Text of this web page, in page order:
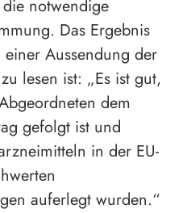
notwendige
Das Ergebnis
Aussendung der
lesen ist: „Es ist gut,
dem
gefolgt ist und
in der EU-
auferlegt wurden.“